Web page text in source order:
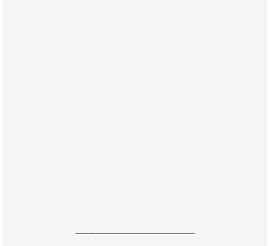
------------------------------------------------------------------